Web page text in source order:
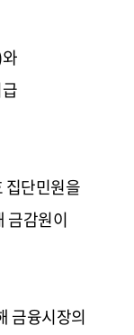
집단민원을
금감원이
금융시장의